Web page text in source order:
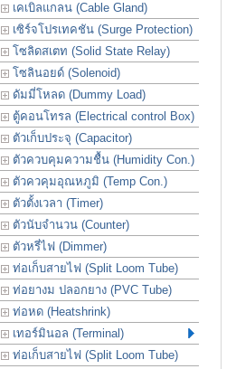
เคเบิลแกลน (Cable Gland)
เซิร์จโปรเทคชัน (Surge Protection)
โซลิดสเตท (Solid State Relay)
โซลินอยด์ (Solenoid)
ดัมมี่โหลด (Dummy Load)
ตู้คอนโทรล (Electrical control Box)
ตัวเก็บประจุ (Capacitor)
ตัวควบคุมความชื้น (Humidity Con.)
ตัวควคุมอุณหภูมิ (Temp Con.)
ตัวตั้งเวลา (Timer)
ตัวนับจำนวน (Counter)
ตัวหรี่ไฟ (Dimmer)
ท่อเก็บสายไฟ (Split Loom Tube)
ท่อยางม ปลอกยาง (PVC Tube)
ท่อหด (Heatshrink)
เทอร์มินอล (Terminal)
ท่อเก็บสายไฟ (Split Loom Tube)